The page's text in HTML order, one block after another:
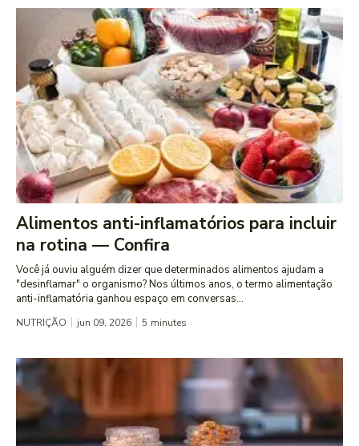
Alimentos anti-inflamatórios para incluir
na rotina — Confira
Você já ouviu alguém dizer que determinados alimentos ajudam a
"desinflamar" o organismo? Nos últimos anos, o termo alimentação
anti-inflamatória ganhou espaço em conversas...
NUTRIÇÃO jun 09, 2026 5 minutes